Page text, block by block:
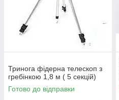
Тринога фідерна телескоп з
гребінкою 1,8 м ( 5 секцій)
Готово до відправки